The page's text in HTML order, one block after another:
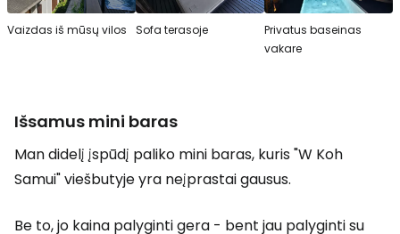
Vaizdas iš mūsų vilos Sofa terasoje
Privatus baseinas
vakare
Išsamus mini baras
Man didelį įspūdį paliko mini baras, kuris "W Koh
Samui" viešbutyje yra neįprastai gausus.
Be to, jo kaina palyginti gera - bent jau palyginti su